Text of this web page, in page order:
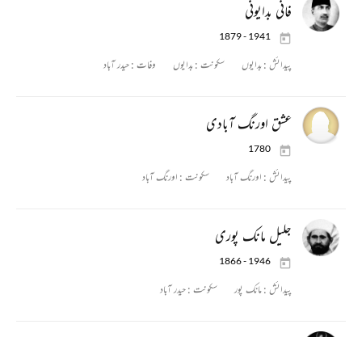
فانی بدایونی
1879 - 1941
پیدائش : بدایوں سکونت : بدایوں وفات :حیدر آباد
عشق اورنگ آبادی
1780
پیدائش : اورنگ آباد سکونت : اورنگ آباد
جلیل مانک پوری
1866 - 1946
پیدائش :مانک پور سکونت :حیدر آباد